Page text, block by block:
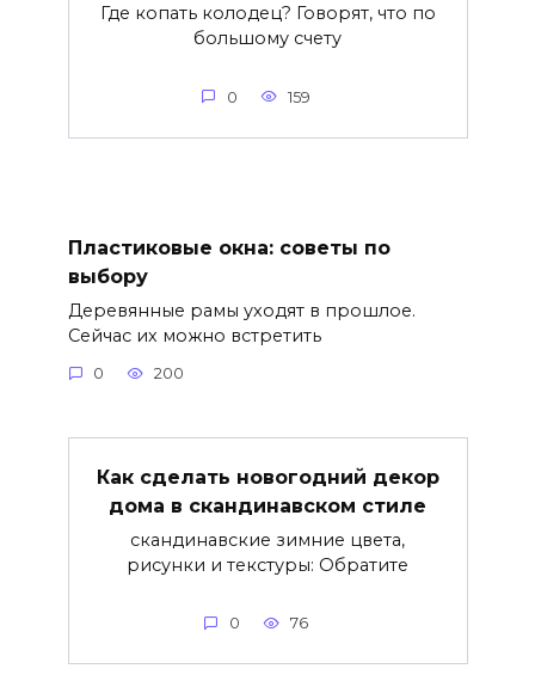
Где копать колодец? Говорят, что по
большому счету
0 159
Пластиковые окна: советы по
выбору
Деревянные рамы уходят в прошлое.
Сейчас их можно встретить
0 200
Как сделать новогодний декор
дома в скандинавском стиле
скандинавские зимние цвета,
рисунки и текстуры: Обратите
0 76